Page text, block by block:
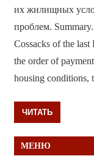
их жилищных
проблем.
Cossacks of the last
the order of
housing conditions,
ЧИТАТЬ
МЕНЮ